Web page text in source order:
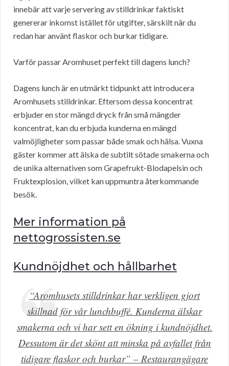
innebär att varje servering av stilldrinkar faktiskt
genererar inkomst istället för utgifter, särskilt när du
redan har använt flaskor och burkar tidigare.
Varför passar Aromhuset perfekt till dagens lunch?
Dagens lunch är en utmärkt tidpunkt att introducera
Aromhusets stilldrinkar. Eftersom dessa koncentrat
erbjuder en stor mängd dryck från små mängder
koncentrat, kan du erbjuda kunderna en mängd
valmöjligheter som passar både smak och hälsa. Vuxna
gäster kommer att älska de subtilt sötade smakerna och
de unika alternativen som Grapefrukt-Blodapelsin och
Fruktexplosion, vilket kan uppmuntra återkommande
besök.
Mer information på
nettogrossisten.se
Kundnöjdhet och hållbarhet
“Aromhusets stilldrinkar har verkligen gjort
skillnad för vår lunchbuffé. Kunderna älskar
smakerna och vi har sett en ökning i kundnöjdhet.
Dessutom är det skönt att minska på avfallet från
tidigare flaskor och burkar” – Restaurangägare